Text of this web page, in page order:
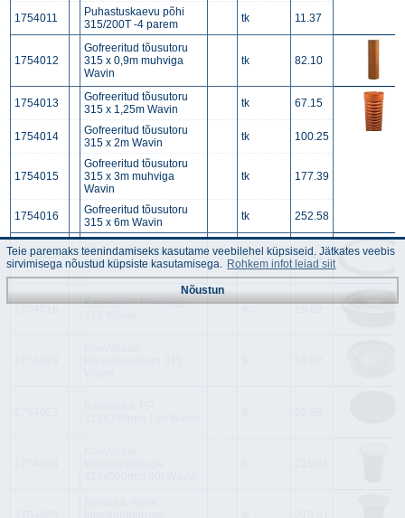
1754011
Puhastuskaevu põhi
315/200T -4 parem
tk 11.37
1754012
Gofreeritud tõusutoru
315 x 0,9m muhviga
Wavin
tk 82.10
1754013
Gofreeritud tõusutoru
315 x 1,25m Wavin
tk 67.15
1754014
Gofreeritud tõusutoru
315 x 2m Wavin
tk 100.25
1754015
Gofreeritud tõusutoru
315 x 3m muhviga
Wavin
tk 177.39
1754016
Gofreeritud tõusutoru
315 x 6m Wavin
tk 252.58
1754017
Tihend teleskooptorule
315mm Wavin
tk 16.84
Kaevupõhi tihendiga
Teie paremaks teenindamiseks kasutame veebilehel küpsiseid. Jätkates veebis
sirvimisega nõustud küpsiste kasutamisega. Rohkem infot leiad siit
Nõustun